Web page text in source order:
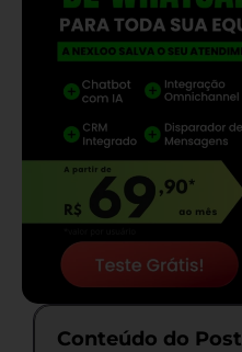
Conteúdo do Post